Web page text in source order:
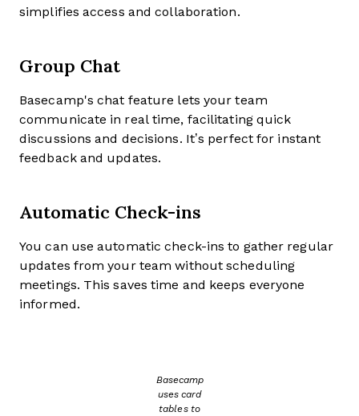
simplifies access and collaboration.
Group Chat
Basecamp's chat feature lets your team
communicate in real time, facilitating quick
discussions and decisions. It’s perfect for instant
feedback and updates.
Automatic Check-ins
You can use automatic check-ins to gather regular
updates from your team without scheduling
meetings. This saves time and keeps everyone
informed.
Basecamp
uses card
tables to